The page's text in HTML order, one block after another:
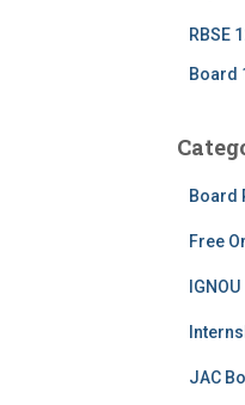
RBSE
Board
Board
Free
IGNOU
JAC